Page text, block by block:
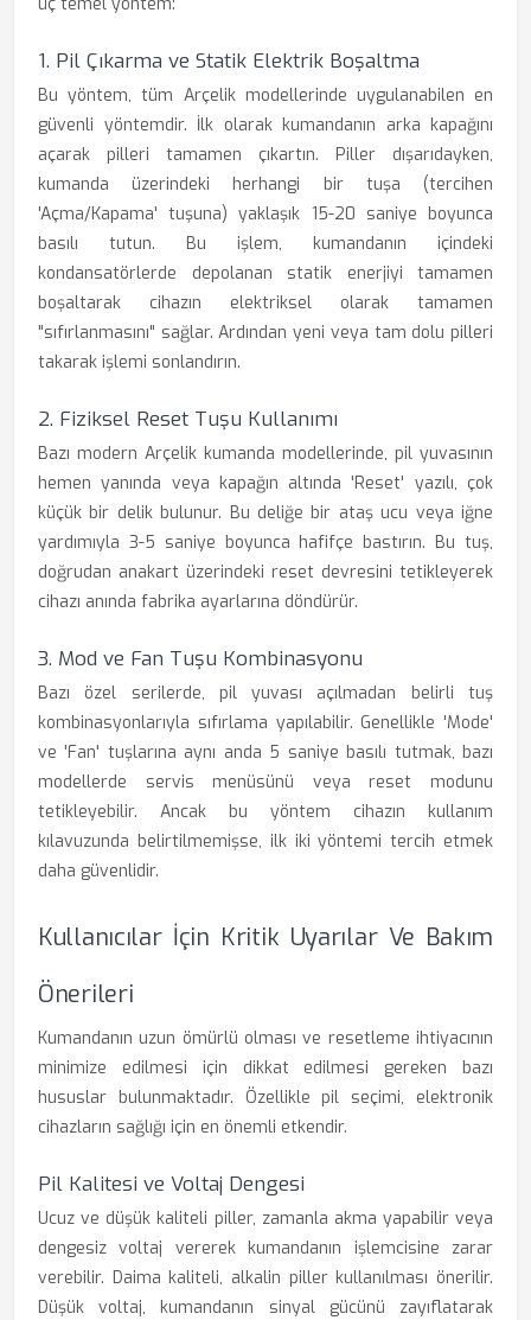
1. Pil Çıkarma ve Statik Elektrik Boşaltma
Bu yöntem, tüm Arçelik modellerinde uygulanabilen en
güvenli yöntemdir. İlk olarak kumandanın arka kapağını
açarak pilleri tamamen çıkartın. Piller dışarıdayken,
kumanda üzerindeki herhangi bir tuşa (tercihen
'Açma/Kapama' tuşuna) yaklaşık 15-20 saniye boyunca
basılı tutun. Bu işlem, kumandanın içindeki
kondansatörlerde depolanan statik enerjiyi tamamen
boşaltarak cihazın elektriksel olarak tamamen
"sıfırlanmasını" sağlar. Ardından yeni veya tam dolu pilleri
takarak işlemi sonlandırın.
2. Fiziksel Reset Tuşu Kullanımı
Bazı modern Arçelik kumanda modellerinde, pil yuvasının
hemen yanında veya kapağın altında 'Reset' yazılı, çok
küçük bir delik bulunur. Bu deliğe bir ataş ucu veya iğne
yardımıyla 3-5 saniye boyunca hafifçe bastırın. Bu tuş,
doğrudan anakart üzerindeki reset devresini tetikleyerek
cihazı anında fabrika ayarlarına döndürür.
3. Mod ve Fan Tuşu Kombinasyonu
Bazı özel serilerde, pil yuvası açılmadan belirli tuş
kombinasyonlarıyla sıfırlama yapılabilir. Genellikle 'Mode'
ve 'Fan' tuşlarına aynı anda 5 saniye basılı tutmak, bazı
modellerde servis menüsünü veya reset modunu
tetikleyebilir. Ancak bu yöntem cihazın kullanım
kılavuzunda belirtilmemişse, ilk iki yöntemi tercih etmek
daha güvenlidir.
Kullanıcılar İçin Kritik Uyarılar Ve Bakım
Önerileri
Kumandanın uzun ömürlü olması ve resetleme ihtiyacının
minimize edilmesi için dikkat edilmesi gereken bazı
hususlar bulunmaktadır. Özellikle pil seçimi, elektronik
cihazların sağlığı için en önemli etkendir.
Pil Kalitesi ve Voltaj Dengesi
Ucuz ve düşük kaliteli piller, zamanla akma yapabilir veya
dengesiz voltaj vererek kumandanın işlemcisine zarar
verebilir. Daima kaliteli, alkalin piller kullanılması önerilir.
Düşük voltaj, kumandanın sinyal gücünü zayıflatarak